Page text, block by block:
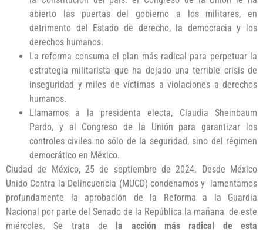
abierto las puertas del gobierno a los militares, en
detrimento del Estado de derecho, la democracia y los
derechos humanos.
La reforma consuma el plan más radical para perpetuar la
estrategia militarista que ha dejado una terrible crisis de
inseguridad y miles de víctimas a violaciones a derechos
humanos.
Llamamos a la presidenta electa, Claudia Sheinbaum
Pardo, y al Congreso de la Unión para garantizar los
controles civiles no sólo de la seguridad, sino del régimen
democrático en México.
Ciudad de México, 25 de septiembre de 2024. Desde México
Unido Contra la Delincuencia (MUCD) condenamos y lamentamos
profundamente la aprobación de la Reforma a la Guardia
Nacional por parte del Senado de la República la mañana de este
miércoles. Se trata de la acción más radical de esta